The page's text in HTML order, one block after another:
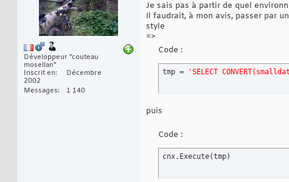
Développeur "couteau
mosellan"
Inscrit en
Décembre
2002
Messages
1 140
Je sais pas à partir de quel
Il faudrait, à mon avis, passer par
style
=>
Code :
tmp = 'SELECT
puis
Code :
cnx.Execute(tmp)